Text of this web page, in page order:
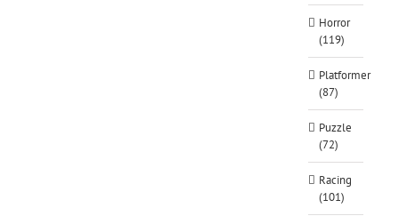
Horror
(119)
Platformer
(87)
Puzzle
(72)
Racing
(101)